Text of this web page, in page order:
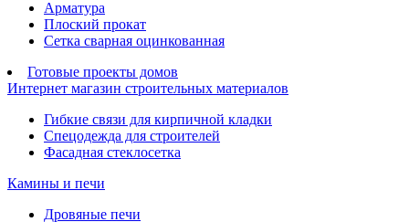
Арматура
Плоский прокат
Сетка сварная оцинкованная
Готовые проекты домов
Интернет магазин строительных материалов
Гибкие связи для кирпичной кладки
Спецодежда для строителей
Фасадная стеклосетка
Камины и печи
Дровяные печи